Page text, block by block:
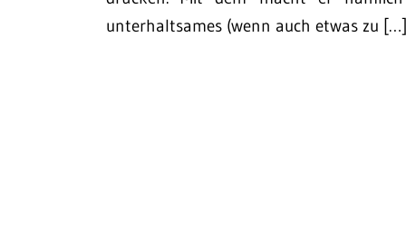
unterhaltsames (wenn auch etwas zu […]